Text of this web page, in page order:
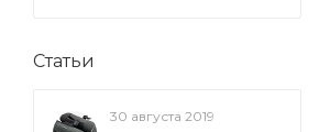
Статьи
30 августа 2019